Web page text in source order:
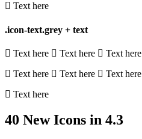
Text here
.icon-text.grey + text
Text here Text here
Text here
Text here
Text here
Text here
Text here
40 New Icons in 4.3